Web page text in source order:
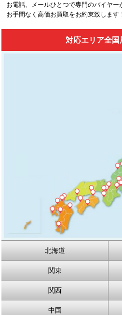
お電話、メールひとつで専門のバイヤー
お手間なく高価お買取をお約束致します
対応エリア全国
北海道
関東
関西
中国